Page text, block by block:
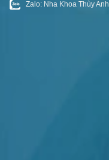
Zalo: Nha Khoa Thùy Anh